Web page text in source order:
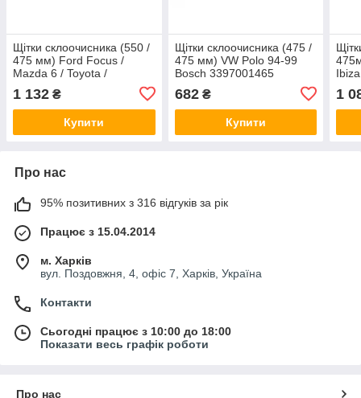
Щітки склоочисника (550 /
475 мм) Ford Focus /
Mazda 6 / Toyota /
(бескаркасні) Bosch
3397118904
1 132 ₴
Купити
Щітки склоочисника (475 /
475 мм) VW Polo 94-99
Bosch 3397001465
682₴
Купити
1
Про нас
95% позитивних з 316 відгуків за рік
Працює з 15.04.2014
м. Харків
вул. Поздовжня, 4, офіс 7, Харків, Україна
Контакти
Сьогодні працює з 10:00 до 18:00
Показати весь графік роботи
Про нас